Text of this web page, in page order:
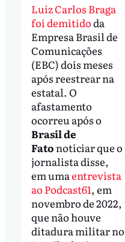
Luiz Carlos Braga
foi demitidoda
Empresa Brasil de
Comunicações
(EBC) dois meses
após reestrear na
estatal. O
afastamento
ocorreu após o
Brasil de
Fato noticiar que o
jornalista disse,
em umaentrevista
ao Podcast61, em
novembro de 2022,
que não houve
ditadura militar no